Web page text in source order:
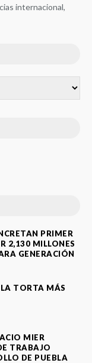
internacional,
PRIMER
2,130 MILLONES
GENERACIÓN
TORTA MÁS
MIER
TRABAJO
DE PUEBLA